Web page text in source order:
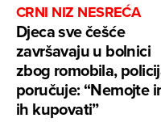
CRNI NIZ NESREĆA
Djeca sve češće
završavaju u bolnici
zbog romobila,
poručuje: “Nemojte
ih kupovati”